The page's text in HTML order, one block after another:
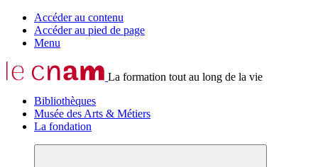
Accéder au contenu
Accéder au pied de page
Menu
La formation tout au long de la vie
Bibliothèques
Musée des Arts & Métiers
La fondation